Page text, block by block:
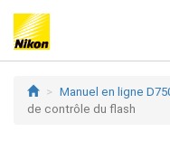
Manuel en ligne
de contrôle du flash